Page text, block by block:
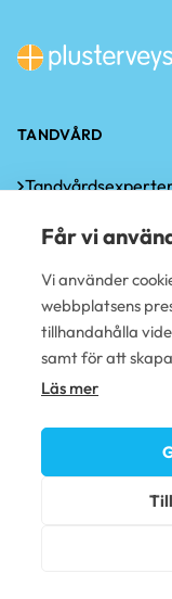
TANDVÅRD
Företagstandvård
PLUSTERVEYS OY
Användarvillkor
Får vi
Vi använder
webbplatsens
tillhandahålla
samt för att
Läs mer